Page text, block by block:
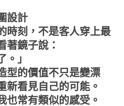
設計
時刻，不是客人穿上最
著鏡子說：
。」
型的價值不只是變漂
新看見自己的可能。
也常有類似的感受。